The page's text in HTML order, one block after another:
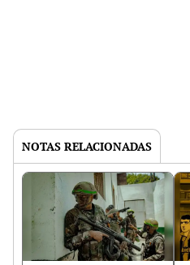
NOTAS RELACIONADAS